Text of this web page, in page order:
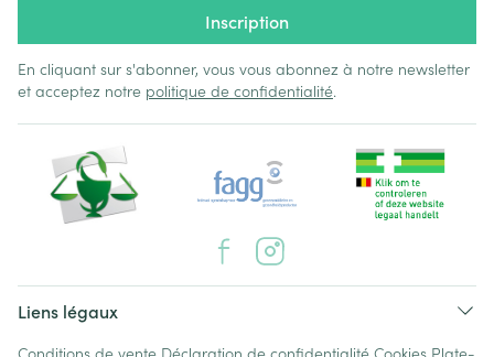
Inscription
En cliquant sur s'abonner, vous vous abonnez à notre newsletter
et acceptez notre politique de confidentialité.
Liens légaux
Conditions de vente Déclaration de confidentialité Cookies Plate-